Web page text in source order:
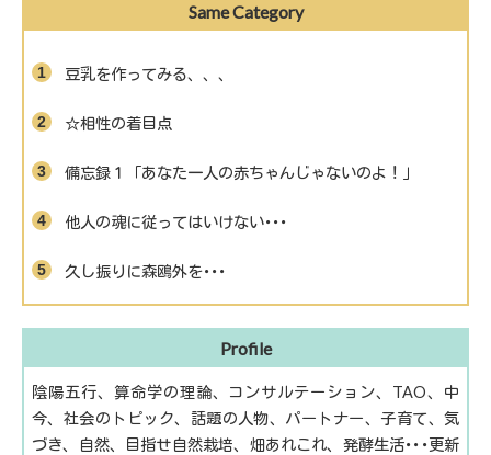
Same Category
豆乳を作ってみる、、、
☆相性の着目点
備忘録１「あなた一人の赤ちゃんじゃないのよ！」
他人の魂に従ってはいけない･･･
久し振りに森鴎外を･･･
Profile
陰陽五行、算命学の理論、コンサルテーション、TAO、中
今、社会のトピック、話題の人物、パートナー、子育て、気
づき、自然、目指せ自然栽培、畑あれこれ、発酵生活･･･更新